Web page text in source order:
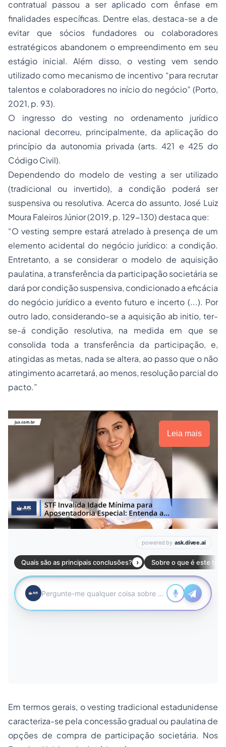
contratual passou a ser aplicado com ênfase em
finalidades específicas. Dentre elas, destaca-se a de
evitar que sócios fundadores ou colaboradores
estratégicos abandonem o empreendimento em seu
estágio inicial. Além disso, o vesting vem sendo
utilizado como mecanismo de incentivo “para recrutar
talentos e colaboradores no início do negócio” (Porto,
2021, p. 93).
O ingresso do vesting no ordenamento jurídico
nacional decorreu, principalmente, da aplicação do
princípio da autonomia privada (arts. 421 e 425 do
Código Civil).
Dependendo do modelo de vesting a ser utilizado
(tradicional ou invertido), a condição poderá ser
suspensiva ou resolutiva. Acerca do assunto, José Luiz
Moura Faleiros Júnior (2019, p. 129-130) destaca que:
“O vesting sempre estará atrelado à presença de um
elemento acidental do negócio jurídico: a condição.
Entretanto, a se considerar o modelo de aquisição
paulatina, a transferência da participação societária se
dará por condição suspensiva, condicionado a eficácia
do negócio jurídico a evento futuro e incerto (...). Por
outro lado, considerando-se a aquisição ab initio, ter-
se-á condição resolutiva, na medida em que se
consolida toda a transferência da participação, e,
atingidas as metas, nada se altera, ao passo que o não
atingimento acarretará, ao menos, resolução parcial do
pacto.”
Leia mais
Em termos gerais, ovesting tradicional estadunidense
caracteriza-se pela concessão gradual ou paulatina de
opções de compra de participação societária. Nos